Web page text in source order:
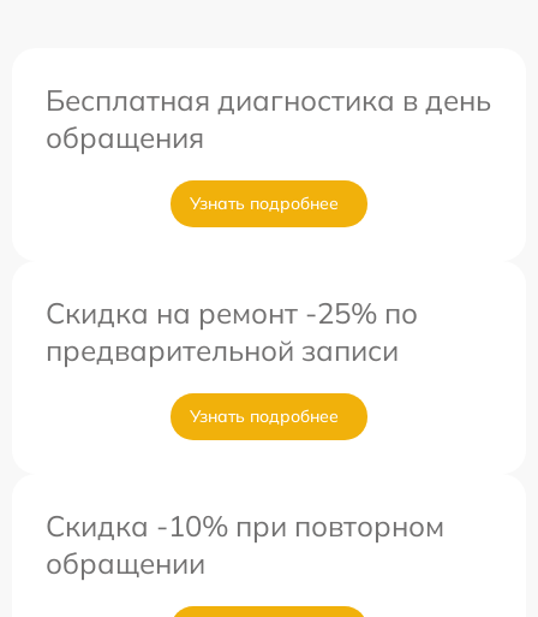
Бесплатная диагностика в день
обращения
Узнать подробнее
Скидка на ремонт -25% по
предварительной записи
Узнать подробнее
Скидка -10% при повторном
обращении